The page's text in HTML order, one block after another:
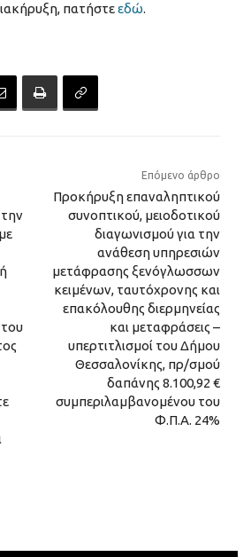
πατήστεεδώ.
Επόμενο άρθρο
Προκήρυξη επαναληπτικού
συνοπτικού, μειοδοτικού
διαγωνισμού για την
ανάθεση υπηρεσιών
μετάφρασης ξενόγλωσσων
κειμένων, ταυτόχρονης και
επακόλουθης διερμηνείας
και μεταφράσεις –
υπερτιτλισμοί του Δήμου
Θεσσαλονίκης, πρ/σμού
δαπάνης 8.100,92 €
συμπεριλαμβανομένου του
Φ.Π.Α. 24%